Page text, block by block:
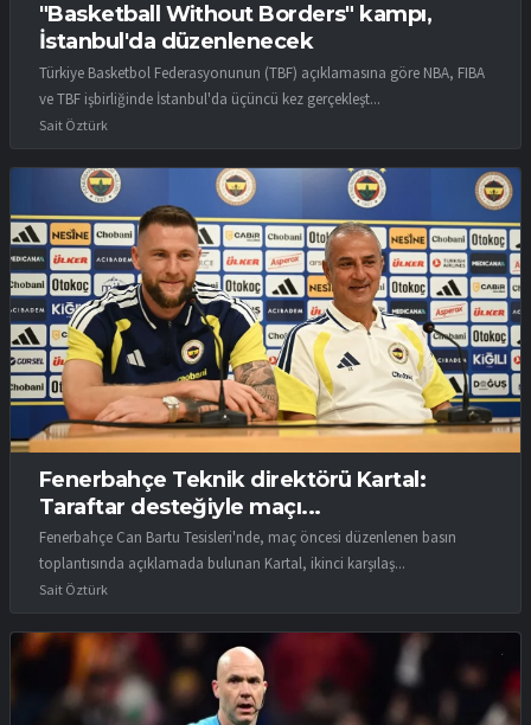
"Basketball Without Borders" kampı,
İstanbul'da düzenlenecek
Türkiye Basketbol Federasyonunun (TBF) açıklamasına göre NBA, FIBA
ve TBF işbirliğinde İstanbul'da üçüncü kez gerçekleşt...
Sait Öztürk
Fenerbahçe Teknik direktörü Kartal:
Taraftar desteğiyle maçı...
Fenerbahçe Can Bartu Tesisleri'nde, maç öncesi düzenlenen basın
toplantısında açıklamada bulunan Kartal, ikinci karşılaş...
Sait Öztürk